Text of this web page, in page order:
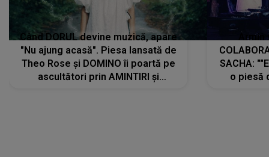
Când DORUL devine muzică, apare
"Nu ajung acasă". Piesa lansată de
Theo Rose și DOMINO îi poartă pe
ascultători prin AMINTIRI și
SACHA:
o piesă